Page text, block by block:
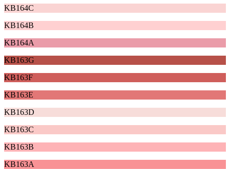
KB164C
KB164B
KB164A
KB163G
KB163F
KB163E
KB163D
KB163C
KB163B
KB163A